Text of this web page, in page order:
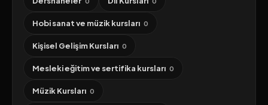
Hobi sanat ve müzik kursları 0
Kişisel Gelişim Kursları 0
Mesleki eğitim ve sertifika kursları 0
Müzik Kursları 0